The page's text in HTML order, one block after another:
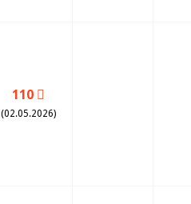
110
(02.05.2026)